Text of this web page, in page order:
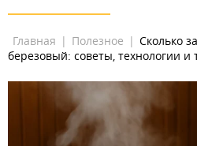
Главная | Полезное | Сколько
березовый: советы, технологии и